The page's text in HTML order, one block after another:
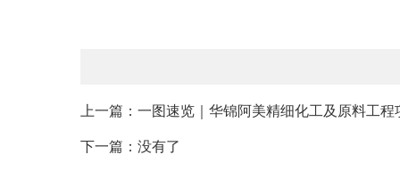
上一篇：一图速览｜华锦阿美精细化工及原料工程
下一篇：没有了